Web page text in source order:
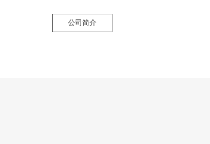
公司简介